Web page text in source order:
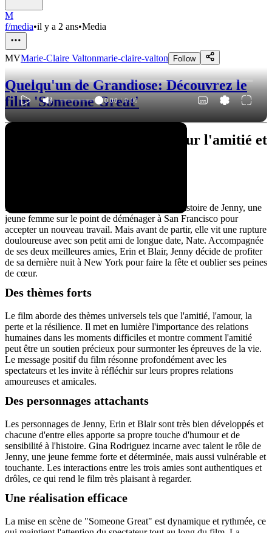
M
f/media•il y a 2 ans•Media
MVMarie-Claire Valtonmarie-claire-valton Follow
Quelqu'un de Grandiose: Découvrez le
film 'Someone Great'
0:00 / 0:00
"Someone Great" : Un film sur l'amitié et
Le film "Someone Great" nous plonge dans l'histoire de Jenny, une
jeune femme sur le point de déménager à San Francisco pour
accepter un nouveau travail. Mais avant de partir, elle vit une rupture
douloureuse avec son petit ami de longue date, Nate. Accompagnée
de ses deux meilleures amies, Erin et Blair, Jenny décide de profiter
de sa dernière nuit à New York pour faire la fête et oublier ses peines
de cœur.
Des thèmes forts
Le film aborde des thèmes universels tels que l'amitié, l'amour, la
perte et la résilience. Il met en lumière l'importance des relations
humaines dans les moments difficiles et montre comment l'amitié
peut être un soutien précieux pour surmonter les épreuves de la vie.
Le message positif du film résonne profondément avec les
spectateurs et les invite à réfléchir sur leurs propres relations
amoureuses et amicales.
Des personnages attachants
Les personnages de Jenny, Erin et Blair sont très bien développés et
chacune d'entre elles apporte sa propre touche d'humour et de
sensibilité à l'histoire. Gina Rodriguez incarne avec talent le rôle de
Jenny, une jeune femme forte et déterminée, mais aussi vulnérable et
touchante. Les interactions entre les trois amies sont authentiques et
drôles, ce qui rend le film très plaisant à regarder.
Une réalisation efficace
La mise en scène de "Someone Great" est dynamique et rythmée, ce